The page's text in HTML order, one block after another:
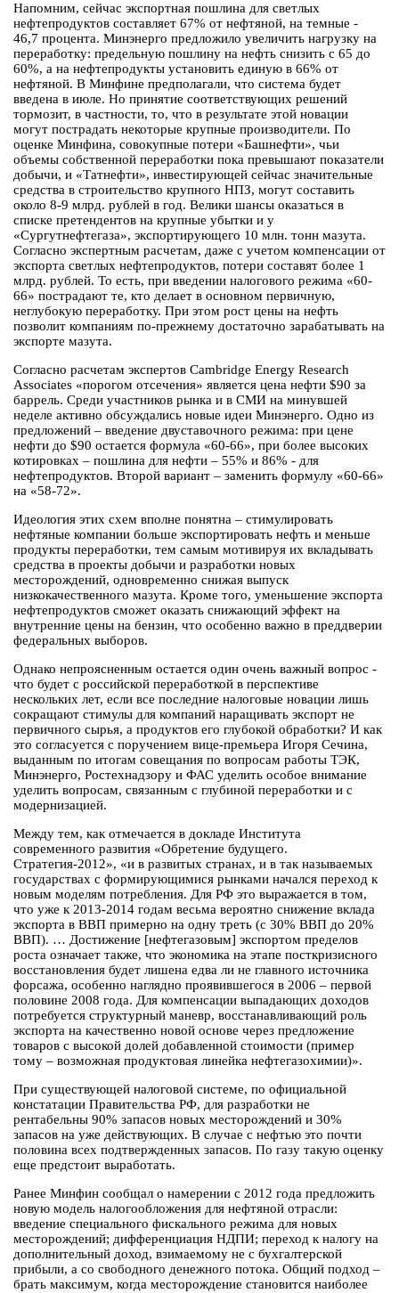
Напомним, сейчас экспортная пошлина для светлых
нефтепродуктов составляет 67% от нефтяной, на темные -
46,7 процента. Минэнерго предложило увеличить нагрузку на
переработку: предельную пошлину на нефть снизить с 65 до
60%, а на нефтепродукты установить единую в 66% от
нефтяной. В Минфине предполагали, что система будет
введена в июле. Но принятие соответствующих решений
тормозит, в частности, то, что в результате этой новации
могут пострадать некоторые крупные производители. По
оценке Минфина, совокупные потери «Башнефти», чьи
объемы собственной переработки пока превышают показатели
добычи, и «Татнефти», инвестирующей сейчас значительные
средства в строительство крупного НПЗ, могут составить
около 8-9 млрд. рублей в год. Велики шансы оказаться в
списке претендентов на крупные убытки и у
«Сургутнефтегаза», экспортирующего 10 млн. тонн мазута.
Согласно экспертным расчетам, даже с учетом компенсации от
экспорта светлых нефтепродуктов, потери составят более 1
млрд. рублей. То есть, при введении налогового режима «60-
66» пострадают те, кто делает в основном первичную,
неглубокую переработку. При этом рост цены на нефть
позволит компаниям по-прежнему достаточно зарабатывать на
экспорте мазута.
Согласно расчетам экспертов Cambridge Energy Research
Associates «порогом отсечения» является цена нефти $90 за
баррель. Среди участников рынка и в СМИ на минувшей
неделе активно обсуждались новые идеи Минэнерго. Одно из
предложений – введение двуставочного режима: при цене
нефти до $90 остается формула «60-66», при более высоких
котировках – пошлина для нефти – 55% и 86% - для
нефтепродуктов. Второй вариант – заменить формулу «60-66»
на «58-72».
Идеология этих схем вполне понятна – стимулировать
нефтяные компании больше экспортировать нефть и меньше
продукты переработки, тем самым мотивируя их вкладывать
средства в проекты добычи и разработки новых
месторождений, одновременно снижая выпуск
низкокачественного мазута. Кроме того, уменьшение экспорта
нефтепродуктов сможет оказать снижающий эффект на
внутренние цены на бензин, что особенно важно в преддверии
федеральных выборов.
Однако непроясненным остается один очень важный вопрос -
что будет с российской переработкой в перспективе
нескольких лет, если все последние налоговые новации лишь
сокращают стимулы для компаний наращивать экспорт не
первичного сырья, а продуктов его глубокой обработки? И как
это согласуется с поручением вице-премьера Игоря Сечина,
выданным по итогам совещания по вопросам работы ТЭК,
Минэнерго, Ростехнадзору и ФАС уделить особое внимание
уделить вопросам, связанным с глубиной переработки и с
модернизацией.
Между тем, как отмечается в докладе Института
современного развития «Обретение будущего.
Стратегия-2012», «и в развитых странах, и в так называемых
государствах с формирующимися рынками начался переход к
новым моделям потребления. Для РФ это выражается в том,
что уже к 2013-2014 годам весьма вероятно снижение вклада
экспорта в ВВП примерно на одну треть (с 30% ВВП до 20%
ВВП). … Достижение [нефтегазовым] экспортом пределов
роста означает также, что экономика на этапе посткризисного
восстановления будет лишена едва ли не главного источника
форсажа, особенно наглядно проявившегося в 2006 – первой
половине 2008 года. Для компенсации выпадающих доходов
потребуется структурный маневр, восстанавливающий роль
экспорта на качественно новой основе через предложение
товаров с высокой долей добавленной стоимости (пример
тому – возможная продуктовая линейка нефтегазохимии)».
При существующей налоговой системе, по официальной
констатации Правительства РФ, для разработки не
рентабельны 90% запасов новых месторождений и 30%
запасов на уже действующих. В случае с нефтью это почти
половина всех подтвержденных запасов. По газу такую оценку
еще предстоит выработать.
Ранее Минфин сообщал о намерении с 2012 года предложить
новую модель налогообложения для нефтяной отрасли:
введение специального фискального режима для новых
месторождений; дифференциация НДПИ; переход к налогу на
дополнительный доход, взимаемому не с бухгалтерской
прибыли, а со свободного денежного потока. Общий подход –
брать максимум, когда месторождение становится наиболее